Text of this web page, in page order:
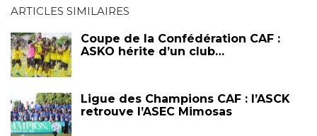
ARTICLES SIMILAIRES
Coupe de la Confédération CAF :
ASKO hérite d’un club…
Ligue des Champions CAF : l’ASCK
retrouve l’ASEC Mimosas